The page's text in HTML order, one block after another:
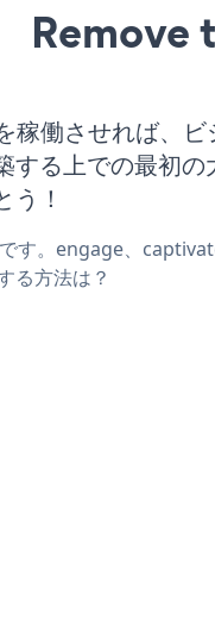
Remove
働させれば、ビ
する上での最初の
！
す。engage、
る方法は？